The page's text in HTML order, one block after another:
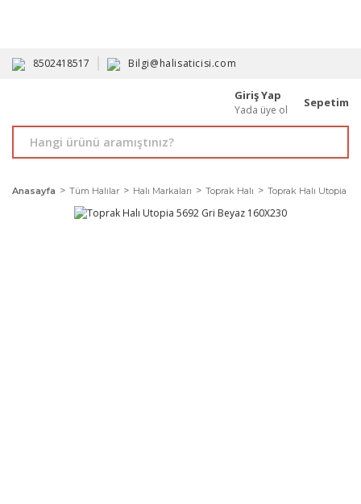
8502418517 Bilgi@halisaticisi.com
Giriş Yap
Yada üye ol
Sepetim
Anasayfa Tüm Halılar Halı Markaları Toprak Halı Toprak Halı Utopia